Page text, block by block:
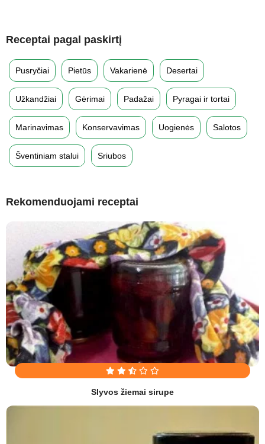
Receptai pagal paskirtį
Pusryčiai Pietūs Vakarienė Desertai
Užkandžiai Gėrimai Padažai Pyragai ir tortai
Marinavimas Konservavimas Uogienės Salotos
Šventiniam stalui Sriubos
Rekomenduojami receptai
Slyvos žiemai sirupe